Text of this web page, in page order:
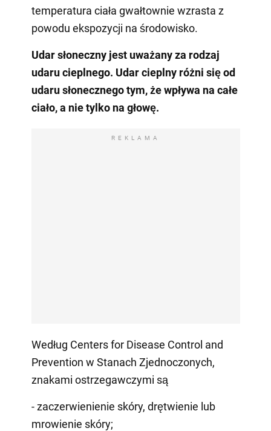
temperatura ciała gwałtownie wzrasta z
powodu ekspozycji na środowisko.
Udar słoneczny jest uważany za rodzaj
udaru cieplnego. Udar cieplny różni się od
udaru słonecznego tym, że wpływa na całe
ciało, a nie tylko na głowę.
REKLAMA
Według Centers for Disease Control and
Prevention w Stanach Zjednoczonych,
znakami ostrzegawczymi są
- zaczerwienienie skóry, drętwienie lub
mrowienie skóry;